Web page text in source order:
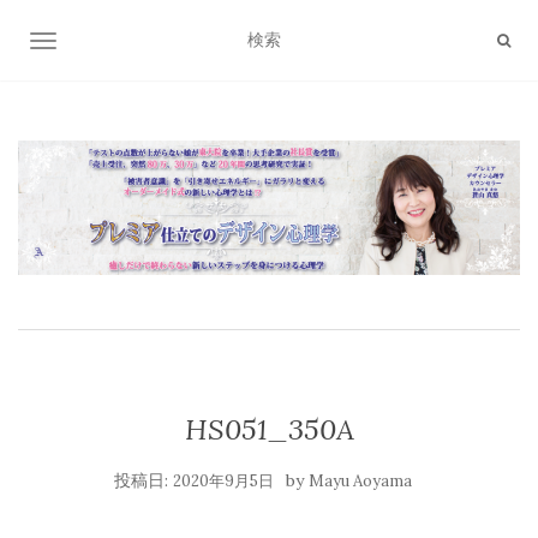
ナビゲーション切り替え
HS051_350A
投稿日: 2020年9月5日 by Mayu Aoyama